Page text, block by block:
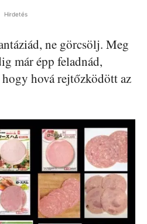
Hirdetés
ne görcsölj. Meg
már épp feladnád,
hová rejtőzködött az